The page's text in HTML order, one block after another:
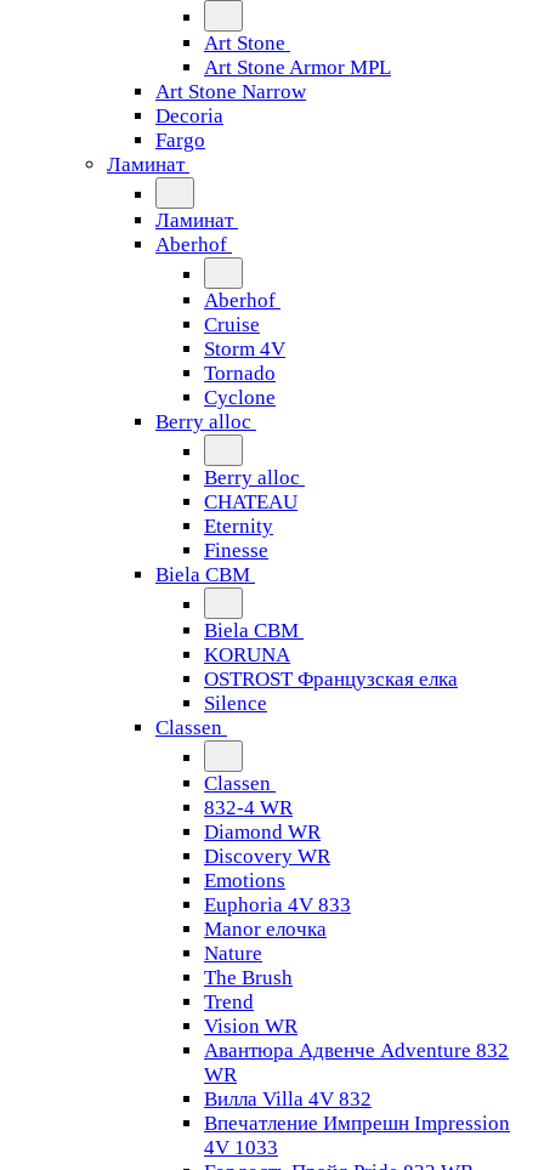
Art Stone
Art Stone Armor MPL
Art Stone Narrow
Decoria
Fargo
Ламинат
Ламинат
Aberhof
Aberhof
Cruise
Storm 4V
Tornado
Сyclone
Berry alloc
Berry alloc
CHATEAU
Eternity
Finesse
Biela CBM
Biela CBM
KORUNA
OSTROST Французская елка
Silence
Classen
Classen
832-4 WR
Diamond WR
Discovery WR
Emotions
Euphoria 4V 833
Manor елочка
Nature
The Brush
Trend
Vision WR
Авантюра Адвенче Adventure 832
WR
Вилла Villa 4V 832
Впечатление Импрешн Impression
4V 1033